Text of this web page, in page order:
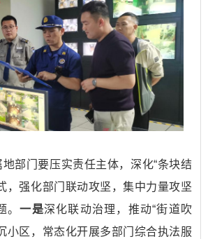
部门要压实责任主体，深化“条块结
，强化部门联动攻坚，集中力量攻坚
。一是深化联动治理，推动“街道吹
小区，常态化开展多部门综合执法服